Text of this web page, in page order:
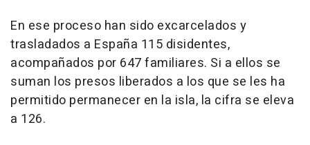
En ese proceso han sido excarcelados y
trasladados a España 115 disidentes,
acompañados por 647 familiares. Si a ellos se
suman los presos liberados a los que se les ha
permitido permanecer en la isla, la cifra se eleva
a 126.